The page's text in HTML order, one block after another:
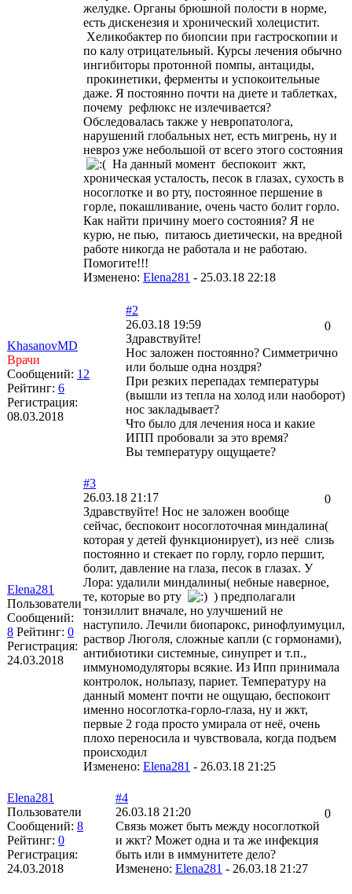
желудке. Органы брюшной полости в норме,
есть дискенезия и хронический холецистит.
Хеликобактер по биопсии при гастроскопии и
по калу отрицательный. Курсы лечения обычно
ингибиторы протонной помпы, антациды,
прокинетики, ферменты и успокоительные
даже. Я постоянно почти на диете и таблетках,
почему рефлюкс не излечивается?
Обследовалась также у невропатолога,
нарушений глобальных нет, есть мигрень, ну и
невроз уже небольшой от всего этого состояния
На данный момент беспокоит жкт,
хроническая усталость, песок в глазах, сухость в
носоглотке и во рту, постоянное першение в
горле, покашливание, очень часто болит горло.
Как найти причину моего состояния? Я не
курю, не пью, питаюсь диетически, на вредной
работе никогда не работала и не работаю.
Помогите!!!
Изменено: Elena281 - 25.03.18 22:18
KhasanovMD
Врачи
Сообщений: 12
Рейтинг: 6
Регистрация:
08.03.2018
#2
0
26.03.18 19:59
Здравствуйте!
Нос заложен постоянно? Симметрично
или больше одна ноздря?
При резких перепадах температуры
(вышли из тепла на холод или наоборот)
нос закладывает?
Что было для лечения носа и какие
ИПП пробовали за это время?
Вы температуру ощущаете?
Elena281
Пользователи
Сообщений:
8 Рейтинг: 0
Регистрация:
24.03.2018
#3
0
26.03.18 21:17
Здравствуйте! Нос не заложен вообще
сейчас, беспокоит носоглоточная миндалина(
которая у детей функционирует), из неё слизь
постоянно и стекает по горлу, горло першит,
болит, давление на глаза, песок в глазах. У
Лора: удалили миндалины( небные наверное,
те, которые во рту
) предполагали
тонзиллит вначале, но улучшений не
наступило. Лечили биопарокс, ринофлуимуцил,
раствор Люголя, сложные капли (с гормонами),
антибиотики системные, синупрет и т.п.,
иммуномодуляторы всякие. Из Ипп принимала
контролок, нольпазу, париет. Температуру на
данный момент почти не ощущаю, беспокоит
именно носоглотка-горло-глаза, ну и жкт,
первые 2 года просто умирала от неё, очень
плохо переносила и чувствовала, когда подъем
происходил
Изменено: Elena281 - 26.03.18 21:25
Elena281
Пользователи
Сообщений: 8
Рейтинг: 0
Регистрация:
24.03.2018
#4
0
26.03.18 21:20
Связь может быть между носоглоткой
и жкт? Может одна и та же инфекция
быть или в иммунитете дело?
Изменено: Elena281 - 26.03.18 21:27